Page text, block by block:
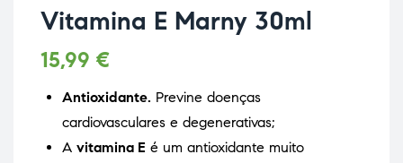
Vitamina E Marny 30ml
15,99 €
Antioxidante. Previne doenças
cardiovasculares e degenerativas;
A vitamina E é um antioxidante muito